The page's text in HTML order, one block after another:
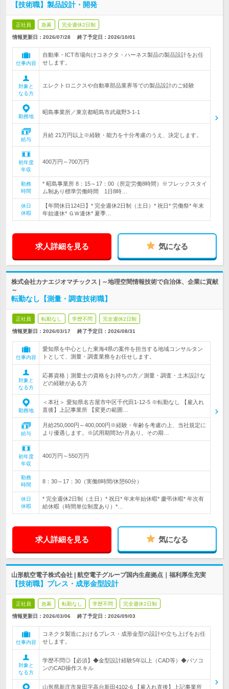
【技術職】製品設計・開発
正社員 急募 完全週休2日制
情報更新日：2026/07/28 終了予定日： 2026/10/01
仕事内容
自動車・ICT市場向けコネクタ・ハーネス製品の製品設計をお任
せします。
対象と
なる方
エレクトロニクスや自動車部品業界等での製品設計のご経験
勤務地
昭島事業所／東京都昭島市武蔵野3-1-1
給与
月給 21万円以上※経験・能力を十分考慮のうえ、決定します。
初年度
年収
400万円～700万円
勤務
時間
* 昭島事業所 8：15～17：00（所定労働8時間）※フレックスタイ
ム制あり標準労働時間 1日8時…
休日
休暇
【年間休日124日】* 完全週休2日制（土日）* 祝日* 労働祭* 年末
年始連休* ＧＷ連休* 夏季…
求人詳細を見る 気になる
株式会社カナエジオマチックス | ～地理空間情報技術で自治体、企業に貢献
～
転勤なし【測量・調査技術職】
正社員 転勤なし 学歴不問 完全週休2日制
情報更新日：2026/03/17 終了予定日： 2026/08/31
仕事内容
愛知県を中心とした東海4県の案件を担当する地域コンサルタン
トとして、測量・調査業務をお任せします。
対象と
なる方
応募資格｜測量士の資格をお持ちの方／測量・調査・土木設計な
どの経験がある方
勤務地
＜本社＞ 愛知県名古屋市中区千代田1-12-5 ※転勤なし 【雇入れ
直後】上記事業所 【変更の範囲…
給与
月給250,000円～400,000円※経験・年齢を考慮の上、当社規定に
より優遇します。※試用期間3か月あり。その期…
初年度
年収
400万円～550万円
勤務
時間
8：30～17：30（実働8時間/休憩60分）
休日
休暇
* 完全週休2日制（土日）* 祝日* 年末年始休暇* 慶弔休暇* 年次有
給休暇（時間単位制度あり）*…
求人詳細を見る 気になる
山形航空電子株式会社 | 航空電子グループ国内生産拠点｜福利厚生充実
【技術職】プレス・成形金型設計
正社員 急募 転勤なし 学歴不問 完全週休2日制
情報更新日：2026/03/06 終了予定日： 2026/09/03
仕事内容
コネクタ製造におけるプレス・成形金型の設計や立ち上げをお任
せします。
対象と
なる方
学歴不問◎【必須】◆金型設計経験5年以上（CAD等）◆パソコ
ンのCAD操作スキル
山形県新庄市泉田字高台新田4102-6 【雇入れ直後】上記事業所